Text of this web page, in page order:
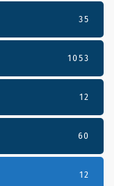
35
1053
12
60
12